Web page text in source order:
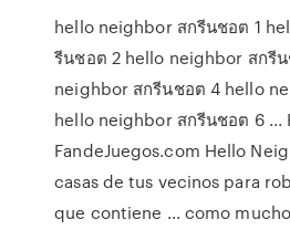
hello neighbor สกรีนชอต 1
รีนชอต 2 hello neighbor สกรี
neighbor สกรีนชอต 4 hello
hello neighbor สกรีนชอต 6 ...
FandeJuegos.com Hello
casas de tus vecinos para
que contiene ... como